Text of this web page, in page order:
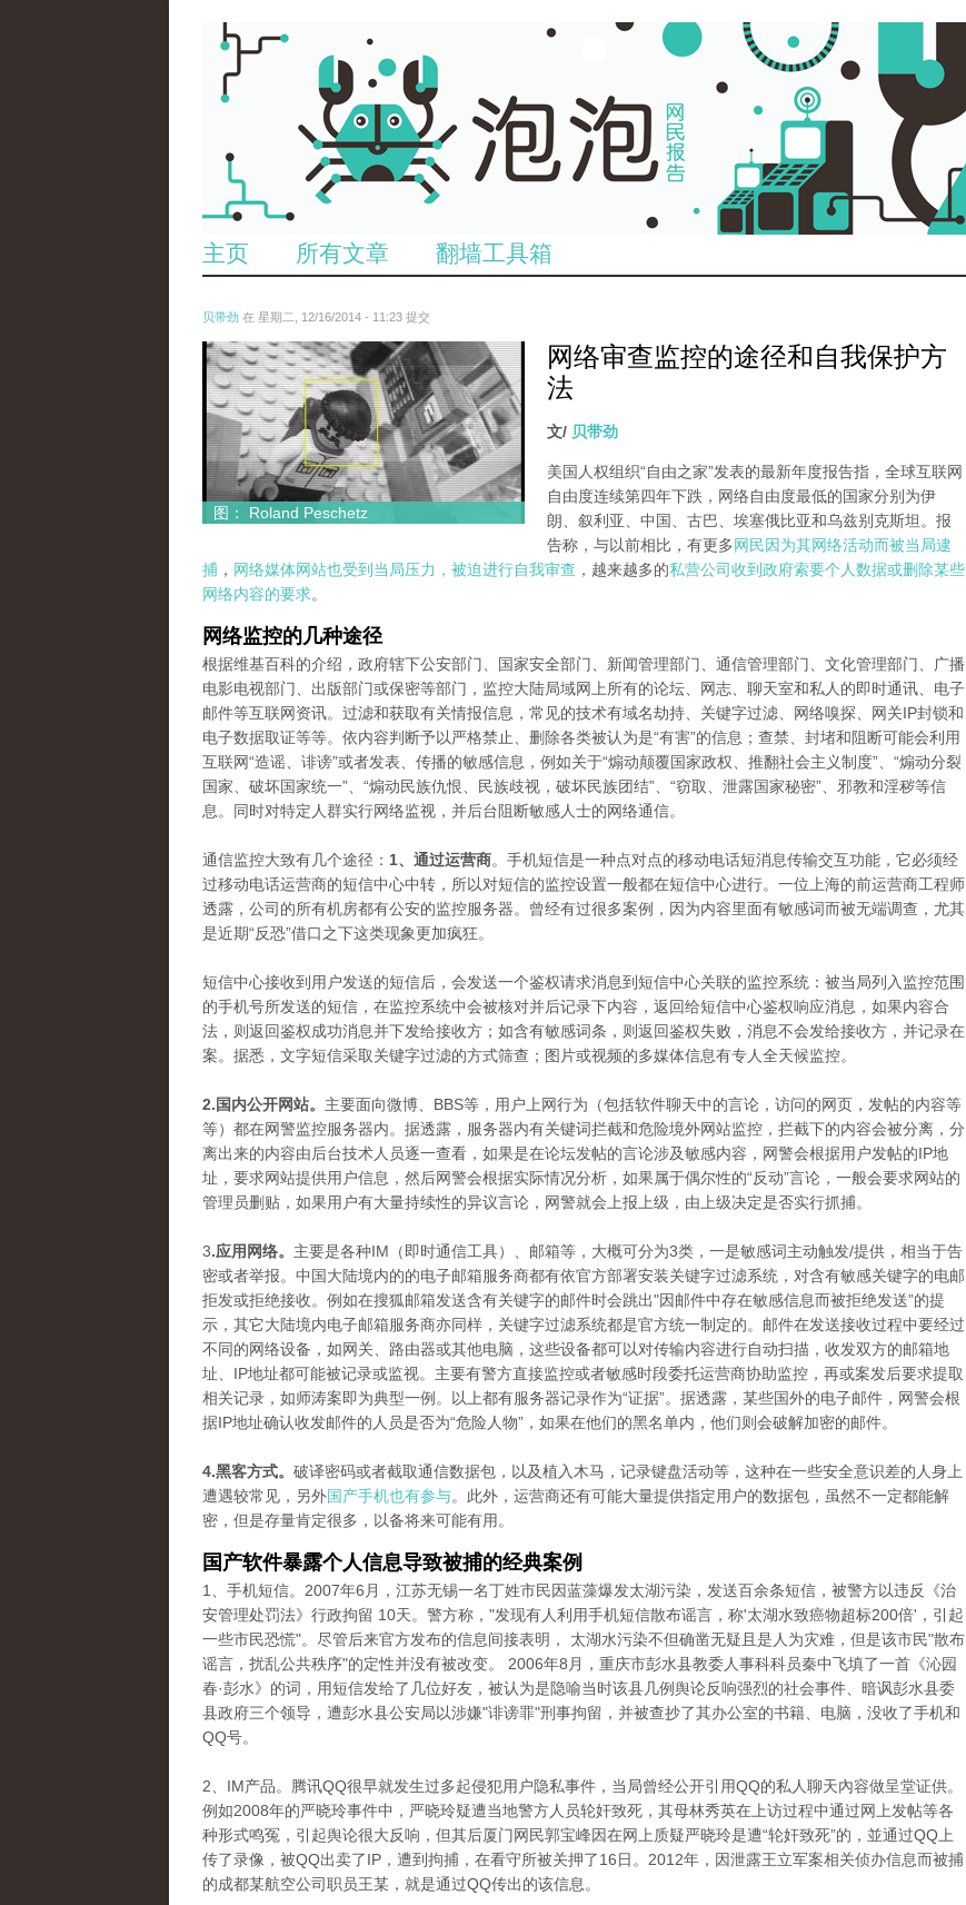
主页 所有文章 翻墙工具箱
贝带劲 在 星期二, 12/16/2014 - 11:23 提交
untitled.jpg
图： Roland Peschetz
网络审查监控的途径和自我保护方
法
文/ 贝带劲
美国人权组织“自由之家”发表的最新年度报告指，全球互联网
自由度连续第四年下跌，网络自由度最低的国家分别为伊
朗、叙利亚、中国、古巴、埃塞俄比亚和乌兹别克斯坦。报
告称，与以前相比，有更多网民因为其网络活动而被当局逮
捕 ， 网络媒体网站也受到当局压力，被迫进行自我审查 ，越来越多的私营公司收到政府索要个人数据或删除某些
网络内容的要求。
网络监控的几种途径
根据维基百科的介绍，政府辖下公安部门、国家安全部门、新闻管理部门、通信管理部门、文化管理部门、广播
电影电视部门、出版部门或保密等部门，监控大陆局域网上所有的论坛、网志、聊天室和私人的即时通讯、电子
邮件等互联网资讯。过滤和获取有关情报信息，常见的技术有域名劫持、关键字过滤、网络嗅探、网关IP封锁和
电子数据取证等等。依内容判断予以严格禁止、删除各类被认为是“有害”的信息；查禁、封堵和阻断可能会利用
互联网“造谣、诽谤”或者发表、传播的敏感信息，例如关于“煽动颠覆国家政权、推翻社会主义制度”、“煽动分裂
国家、破坏国家统一”、“煽动民族仇恨、民族歧视，破坏民族团结”、“窃取、泄露国家秘密”、邪教和淫秽等信
息。同时对特定人群实行网络监视，并后台阻断敏感人士的网络通信。
通信监控大致有几个途径： 1、通过运营商。手机短信是一种点对点的移动电话短消息传输交互功能，它必须经
过移动电话运营商的短信中心中转，所以对短信的监控设置一般都在短信中心进行。一位上海的前运营商工程师
透露，公司的所有机房都有公安的监控服务器。曾经有过很多案例，因为内容里面有敏感词而被无端调查，尤其
是近期“反恐”借口之下这类现象更加疯狂。
短信中心接收到用户发送的短信后，会发送一个鉴权请求消息到短信中心关联的监控系统：被当局列入监控范围
的手机号所发送的短信，在监控系统中会被核对并后记录下内容，返回给短信中心鉴权响应消息，如果内容合
法，则返回鉴权成功消息并下发给接收方；如含有敏感词条，则返回鉴权失败，消息不会发给接收方，并记录在
案。据悉，文字短信采取关键字过滤的方式筛查；图片或视频的多媒体信息有专人全天候监控。
2.国内公开网站。 主要面向微博、BBS等，用户上网行为（包括软件聊天中的言论，访问的网页，发帖的内容等
等）都在网警监控服务器内。据透露，服务器内有关键词拦截和危险境外网站监控，拦截下的内容会被分离，分
离出来的内容由后台技术人员逐一查看，如果是在论坛发帖的言论涉及敏感内容，网警会根据用户发帖的IP地
址，要求网站提供用户信息，然后网警会根据实际情况分析，如果属于偶尔性的“反动”言论，一般会要求网站的
管理员删贴，如果用户有大量持续性的异议言论，网警就会上报上级，由上级决定是否实行抓捕。
3.应用网络。 主要是各种IM（即时通信工具）、邮箱等，大概可分为3类，一是敏感词主动触发/提供，相当于告
密或者举报。中国大陆境内的的电子邮箱服务商都有依官方部署安装关键字过滤系统，对含有敏感关键字的电邮
拒发或拒绝接收。例如在搜狐邮箱发送含有关键字的邮件时会跳出"因邮件中存在敏感信息而被拒绝发送”的提
示，其它大陆境内电子邮箱服务商亦同样，关键字过滤系统都是官方统一制定的。邮件在发送接收过程中要经过
不同的网络设备，如网关、路由器或其他电脑，这些设备都可以对传输内容进行自动扫描，收发双方的邮箱地
址、IP地址都可能被记录或监视。主要有警方直接监控或者敏感时段委托运营商协助监控，再或案发后要求提取
相关记录，如师涛案即为典型一例。以上都有服务器记录作为“证据”。据透露，某些国外的电子邮件，网警会根
据IP地址确认收发邮件的人员是否为“危险人物”，如果在他们的黑名单内，他们则会破解加密的邮件。
4.黑客方式。 破译密码或者截取通信数据包，以及植入木马，记录键盘活动等，这种在一些安全意识差的人身上
遭遇较常见，另外国产手机也有参与。此外，运营商还有可能大量提供指定用户的数据包，虽然不一定都能解
密，但是存量肯定很多，以备将来可能有用。
国产软件暴露个人信息导致被捕的经典案例
1、手机短信。2007年6月，江苏无锡一名丁姓市民因蓝藻爆发太湖污染，发送百余条短信，被警方以违反《治
安管理处罚法》行政拘留 10天。警方称，"发现有人利用手机短信散布谣言，称'太湖水致癌物超标200倍'，引起
一些市民恐慌"。尽管后来官方发布的信息间接表明， 太湖水污染不但确凿无疑且是人为灾难，但是该市民"散布
谣言，扰乱公共秩序"的定性并没有被改变。 2006年8月，重庆市彭水县教委人事科科员秦中飞填了一首《沁园
春·彭水》的词，用短信发给了几位好友，被认为是隐喻当时该县几例舆论反响强烈的社会事件、暗讽彭水县委
县政府三个领导，遭彭水县公安局以涉嫌"诽谤罪"刑事拘留，并被查抄了其办公室的书籍、电脑，没收了手机和
QQ号。
2、IM产品。腾讯QQ很早就发生过多起侵犯用户隐私事件，当局曾经公开引用QQ的私人聊天內容做呈堂证供。
例如2008年的严晓玲事件中，严晓玲疑遭当地警方人员轮奸致死，其母林秀英在上访过程中通过网上发帖等各
种形式鸣冤，引起舆论很大反响，但其后厦门网民郭宝峰因在网上质疑严晓玲是遭“轮奸致死”的，並通过QQ上
传了录像，被QQ出卖了IP，遭到拘捕，在看守所被关押了16日。2012年，因泄露王立军案相关侦办信息而被捕
的成都某航空公司职员王某，就是通过QQ传出的该信息。